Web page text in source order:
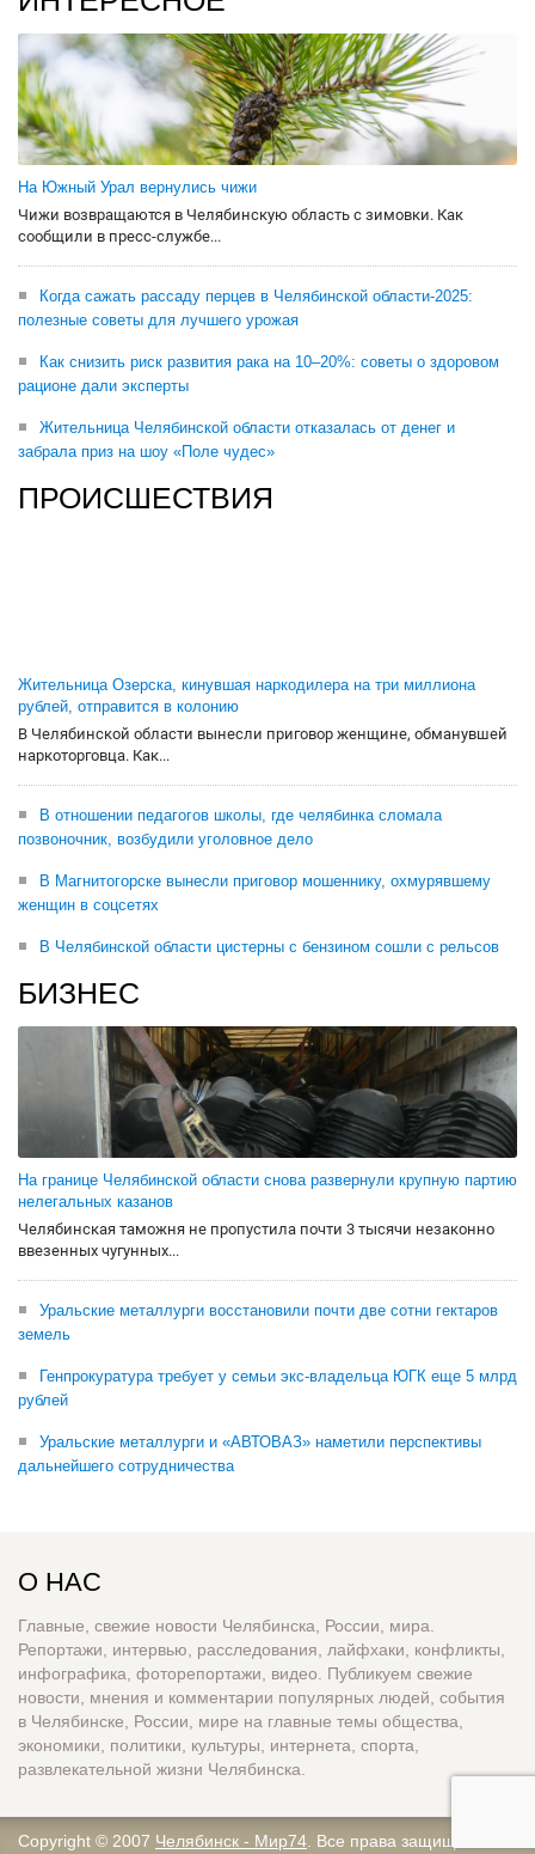
На Южный Урал вернулись чижи
Чижи возвращаются в Челябинскую область с зимовки. Как
сообщили в пресс-службе...
Когда сажать рассаду перцев в Челябинской области-2025:
полезные советы для лучшего урожая
Как снизить риск развития рака на 10–20%: советы о здоровом
рационе дали эксперты
Жительница Челябинской области отказалась от денег и
забрала приз на шоу «Поле чудес»
ПРОИСШЕСТВИЯ
Жительница Озерска, кинувшая наркодилера на три миллиона
рублей, отправится в колонию
В Челябинской области вынесли приговор женщине, обманувшей
наркоторговца. Как...
В отношении педагогов школы, где челябинка сломала
позвоночник, возбудили уголовное дело
В Магнитогорске вынесли приговор мошеннику, охмурявшему
женщин в соцсетях
В Челябинской области цистерны с бензином сошли с рельсов
БИЗНЕС
На границе Челябинской области снова развернули крупную партию
нелегальных казанов
Челябинская таможня не пропустила почти 3 тысячи незаконно
ввезенных чугунных...
Уральские металлурги восстановили почти две сотни гектаров
земель
Генпрокуратура требует у семьи экс-владельца ЮГК еще 5 млрд
рублей
Уральские металлурги и «АВТОВАЗ» наметили перспективы
дальнейшего сотрудничества
О НАС
Главные, свежие новости Челябинска, России, мира.
Репортажи, интервью, расследования, лайфхаки, конфликты,
инфографика, фоторепортажи, видео. Публикуем свежие
новости, мнения и комментарии популярных людей, события
в Челябинске, России, мире на главные темы общества,
экономики, политики, культуры, интернета, спорта,
развлекательной жизни Челябинска.
Copyright © 2007 Челябинск - Мир74 . Все права защищены.